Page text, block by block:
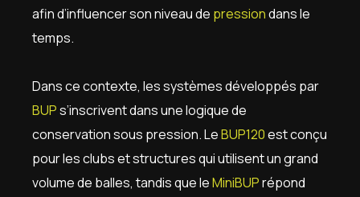
afin d’influencer son niveau de pressiondans le
temps.
Dans ce contexte, les systèmes développés par
BUPs’inscrivent dans une logique de
conservation sous pression. LeBUP120est conçu
pour les clubs et structures qui utilisent un grand
volume de balles, tandis que leMiniBUPrépond